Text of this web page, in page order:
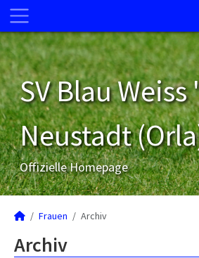
SV Blau Weiss
Neustadt
Offizielle Homepage
Frauen Archiv
Archiv